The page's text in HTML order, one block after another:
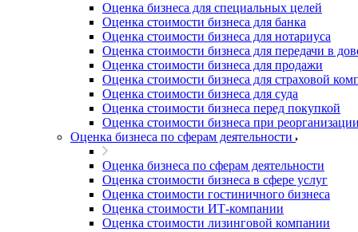
Оценка бизнеса для специальных целей
Оценка стоимости бизнеса для банка
Оценка стоимости бизнеса для нотариуса
Оценка стоимости бизнеса для передачи в
Оценка стоимости бизнеса для продажи
Оценка стоимости бизнеса для страховой
Оценка стоимости бизнеса для суда
Оценка стоимости бизнеса перед покупкой
Оценка стоимости бизнеса при реорганизации
Оценка бизнеса по сферам деятельности
Оценка бизнеса по сферам деятельности
Оценка стоимости бизнеса в сфере услуг
Оценка стоимости гостиничного бизнеса
Оценка стоимости ИТ-компании
Оценка стоимости лизинговой компании
Борисоглебск
Боровичи
Братск
Бронницы
Брянск
Бугульма
Бугуруслан
Бузулук
Буйнакск
Бутурлиновка
Валдай
Валуйки